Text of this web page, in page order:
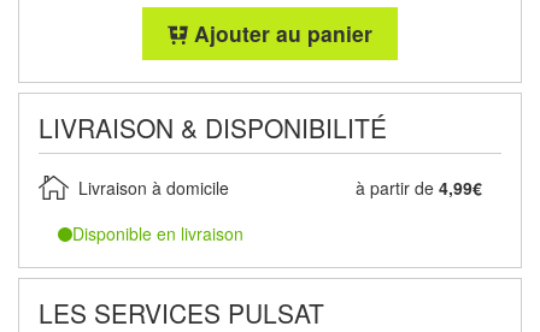
Ajouter au panier
LIVRAISON & DISPONIBILITÉ
Livraison à domicile à partir de 4,99€
Disponible en livraison
LES SERVICES PULSAT